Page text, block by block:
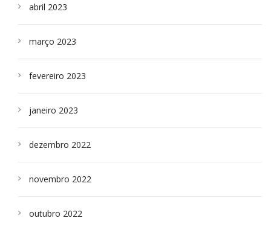
abril 2023
março 2023
fevereiro 2023
janeiro 2023
dezembro 2022
novembro 2022
outubro 2022